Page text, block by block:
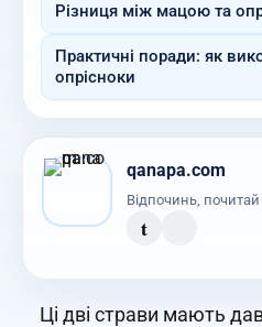
Різниця між мацою та
Практичні поради: як
опрісноки
qanapa.com
Відпочинь,
t
Ці дві страви мають